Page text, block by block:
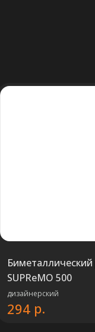
SUPReMO 500
дизайнерский
294 р.